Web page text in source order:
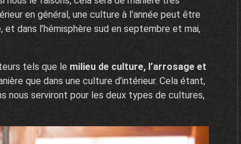
en général, une culture à l’année peut être
dans l’hémisphère sud en septembre et mai,
tels que le milieu de culture, l’arrosage et
que dans une culture d’intérieur. Cela étant,
nous serviront pour les deux types de cultures,